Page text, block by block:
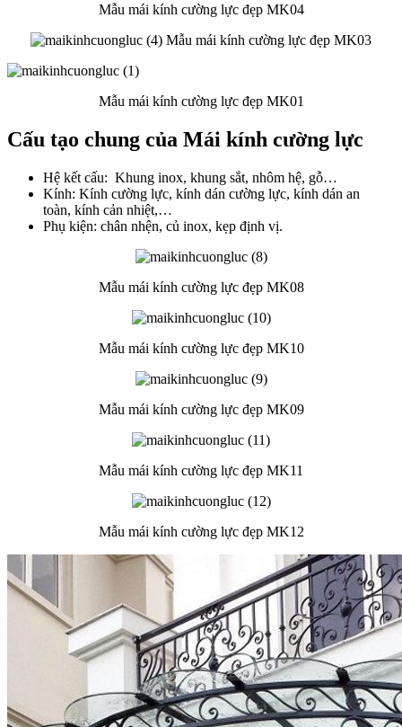
Mẫu mái kính cường lực đẹp MK04
Mẫu mái kính cường lực đẹp MK03
Mẫu mái kính cường lực đẹp MK01
Cấu tạo chung của Mái kính cường lực
Hệ kết cấu: Khung inox, khung sắt, nhôm hệ, gỗ…
Kính: Kính cường lực, kính dán cường lực, kính dán an
toàn, kính cản nhiệt,…
Phụ kiện: chân nhện, củ inox, kẹp định vị.
Mẫu mái kính cường lực đẹp MK08
Mẫu mái kính cường lực đẹp MK10
Mẫu mái kính cường lực đẹp MK09
Mẫu mái kính cường lực đẹp MK11
Mẫu mái kính cường lực đẹp MK12